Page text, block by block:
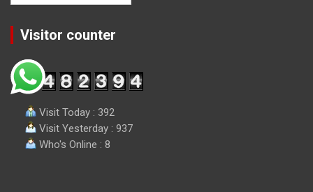
Visitor counter
Visit Today : 392
Visit Yesterday : 937
Who's Online : 8